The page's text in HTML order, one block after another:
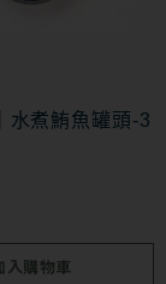
水煮鮪魚罐頭-3
入購物車